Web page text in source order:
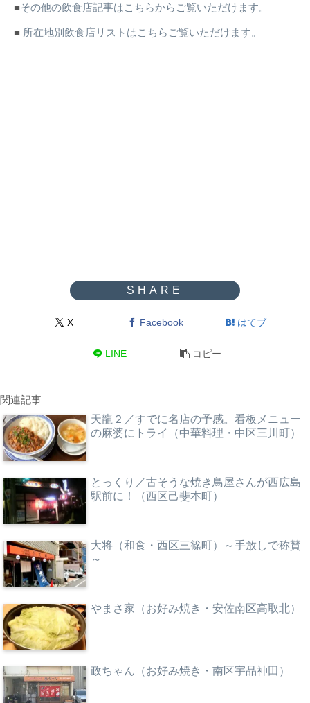
■その他の飲食店記事はこちらからご覧いただけます。
■ 所在地別飲食店リストはこちらご覧いただけます。
X Facebook はてブ
LINE コピー
関連記事
天龍２／すでに名店の予感。看板メニュー
の麻婆にトライ（中華料理・中区三川町）
とっくり／古そうな焼き鳥屋さんが西広島
駅前に！（西区己斐本町）
大将（和食・西区三篠町）～手放しで称賛
～
やまさ家（お好み焼き・安佐南区高取北）
政ちゃん（お好み焼き・南区宇品神田）